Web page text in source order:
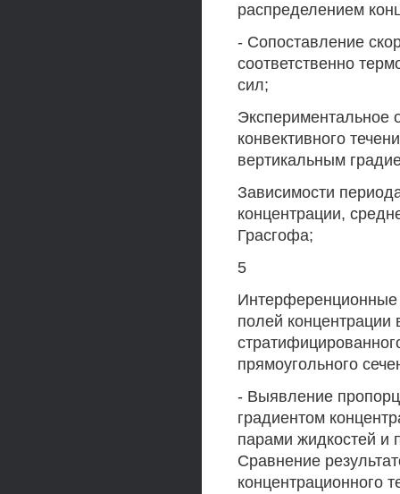
распределением
- Сопоставление
соответственно
сил;
Экспериментальное
конвективного
вертикальным
Зависимости
концентрации,
Грасгофа;
5
Интерференционные
полей концентрации
прямоугольного
- Выявление
градиентом
парами жидкостей и
Сравнение
концентрационного